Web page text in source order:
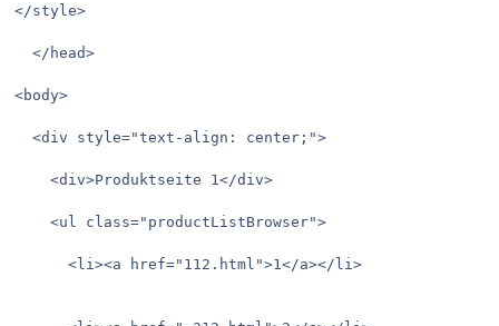
</style>
  </head>
<body>
  <div style="text-align: center;">
    <div>Produktseite 1</div>
    <ul class="productListBrowser">
      <li><a href="112.html">1</a></li>